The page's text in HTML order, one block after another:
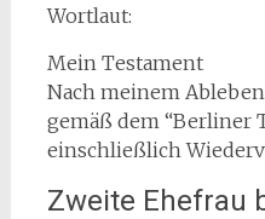
Wortlaut:
Mein Testament
Nach meinem
gemäß dem “Berliner
einschließlich
Zweite Ehefrau